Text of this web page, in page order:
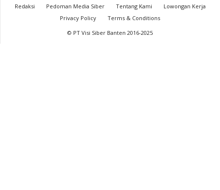
Redaksi Pedoman Media Siber Tentang Kami
Lowongan Kerja
Privacy Policy
Terms & Conditions
© PT Visi Siber Banten 2016-2025